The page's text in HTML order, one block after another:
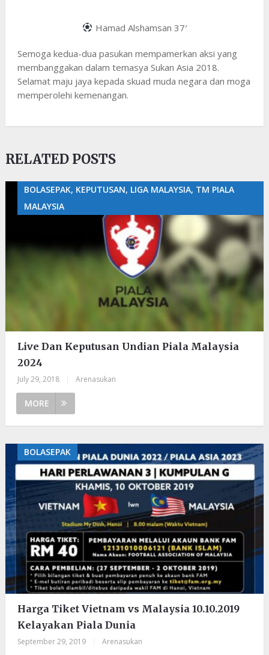
Hamad Alshamsan 37′
Semoga kedua-dua pasukan mempamerkan aksi yang
membanggakan dalam temasya Sukan Asia 2018.
Selamat maju jaya kepada skuad muda negara dan moga
memperolehi kemenangan.
RELATED POSTS
BOLASEPAK, KEPUTUSAN, LIGA MALAYSIA, TM PIALA
MALAYSIA
Live Dan Keputusan Undian Piala Malaysia
2024
July 29, 2018 Arenasukan
MORE
BOLASEPAK
Harga Tiket Vietnam vs Malaysia 10.10.2019
Kelayakan Piala Dunia
September 29, 2019 Arenasukan